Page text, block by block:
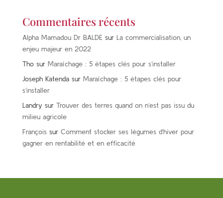
Commentaires récents
Alpha Mamadou Dr BALDE sur La commercialisation, un
enjeu majeur en 2022
Thosur Maraîchage : 5 étapes clés pour s’installer
Joseph Katendasur Maraîchage : 5 étapes clés pour
s’installer
Landry sur Trouver des terres quand on n’est pas issu du
milieu agricole
Françoissur Comment stocker ses légumes d’hiver pour
gagner en rentabilité et en efficacité